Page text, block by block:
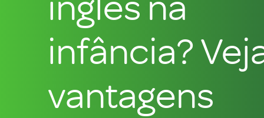
infância?
vantagens